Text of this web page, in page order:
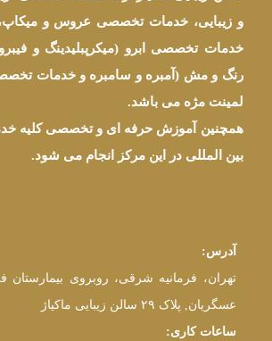
و زیبایی، خدمات تخصصی عروس و میکاپ،
خدمات تخصصی ابرو (میکرپبلیدینگ و
رنگ و مش (آمبره و سامبره و خدمات
لمینت مژه می باشد.
همچنین آموزش حرفه ای و تخصصی کلیه
بین المللی در این مرکز انجام می شود.
آدرس:
تهران، فرمانیه شرقی، روبروی بیمارستان
عسگریان, پلاک ۲۹ سالن زیبایی ماکیاژ
ساعات کاری: